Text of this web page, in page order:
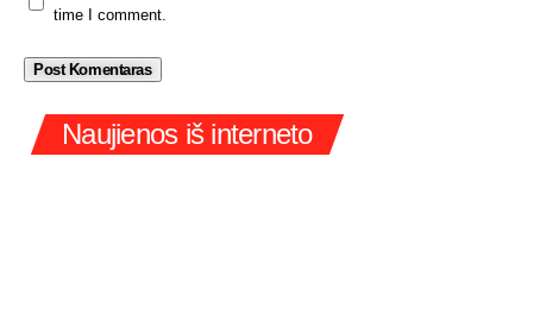
time I comment.
Naujienos iš interneto